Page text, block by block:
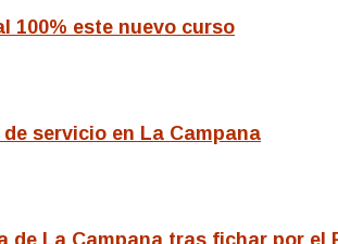
100% este nuevo curso
servicio en La Campana
de La Campana tras fichar por el